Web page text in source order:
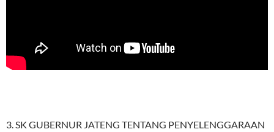
3. SK GUBERNUR JATENG TENTANG PENYELENGGARAAN